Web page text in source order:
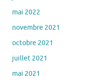
mai 2022
novembre 2021
octobre 2021
juillet 2021
mai 2021